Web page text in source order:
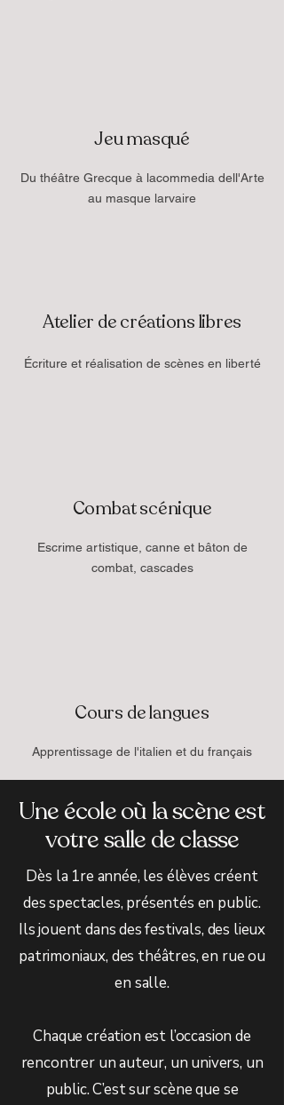
Jeu masqué
Du théâtre Grecque à lacommedia dell'Arte
au masque larvaire
Atelier de créations libres
Écriture et réalisation de scènes en liberté
Combat scénique
Escrime artistique, canne et bâton de
combat, cascades
Cours de langues
Apprentissage de l'italien et du français
Une école où la scène est
votre salle de classe
Dès la 1re année, les élèves créent
des spectacles, présentés en public.
Ils jouent dans des festivals, des lieux
patrimoniaux, des théâtres, en rue ou
en salle.
Chaque création est l’occasion de
rencontrer un auteur, un univers, un
public. C’est sur scène que se